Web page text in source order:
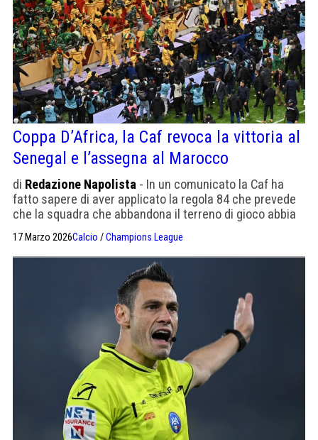
Coppa D’Africa, la Caf revoca la vittoria al
Senegal e l’assegna al Marocco
di Redazione Napolista - In un comunicato la Caf ha
fatto sapere di aver applicato la regola 84 che prevede
che la squadra che abbandona il terreno di gioco abbia
17 Marzo 2026Calcio /Champions League